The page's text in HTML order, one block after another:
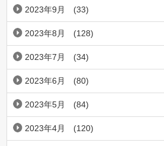
2023年9月 (33)
2023年8月 (128)
2023年7月 (34)
2023年6月 (80)
2023年5月 (84)
2023年4月 (120)